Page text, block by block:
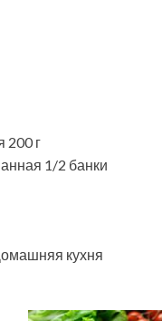
200 г
1/2 банки
кухня